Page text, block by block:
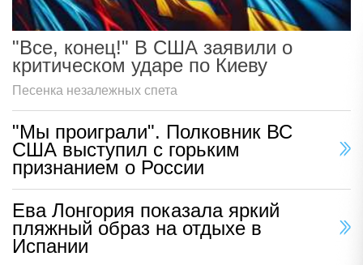
"Все, конец!" В США заявили о
критическом ударе по Киеву
Песенка незалежных спета
"Мы проиграли". Полковник ВС
США выступил с горьким
признанием о России
Ева Лонгория показала яркий
пляжный образ на отдыхе в
Испании